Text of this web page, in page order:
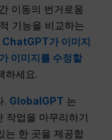
이동의 번거로움
기능을 비교하는
ChatGPT가 이미지
이미지를 수정할
하세요.
. GlobalGPT 는
작업을 마무리하기
는 한 곳을 제공합